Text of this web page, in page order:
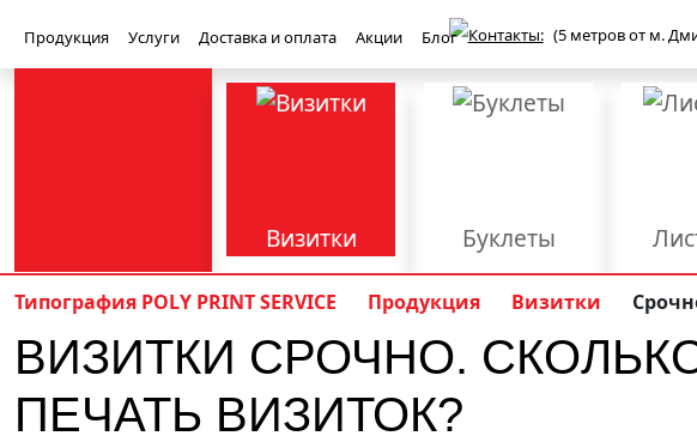
Продукция Услуги Доставка и оплата Акции Блог Контакты: (5 метров от м.
Полиграфия
PolyPrint
Визитки Буклеты
Баннеры Бейджи
Книги Конверты Мерч и
Типография POLY PRINT SERVICE Продукция Визитки
ВИЗИТКИ СРОЧНО.
ПЕЧАТЬ ВИЗИТОК?